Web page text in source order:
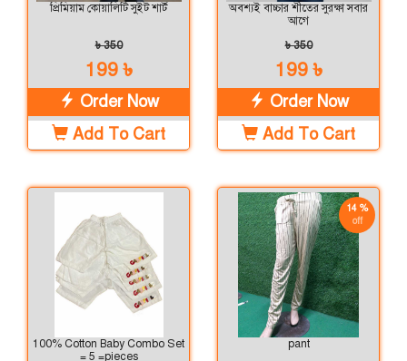
প্রিমিয়াম কোয়ালিটি সুইট শার্ট
৳ 350
199 ৳
Order Now
Add To Cart
অবশ্যই বাচ্চার শীতের সুরক্ষা সবার
আগে
৳ 350
199 ৳
Order Now
Add To Cart
100% Cotton Baby Combo Set
= 5 =pieces
14 %
off
pant